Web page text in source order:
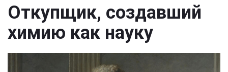
Откупщик, создавший
химию как науку